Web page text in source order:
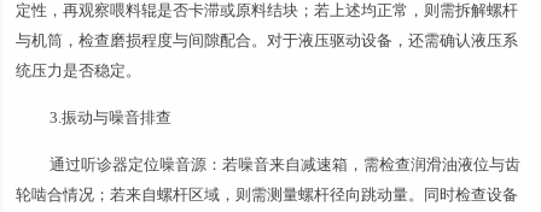
定性，再观察喂料辊是否卡滞或原料结块；若上述均正常，则需拆解螺杆
与机筒，检查磨损程度与间隙配合。对于液压驱动设备，还需确认液压系
统压力是否稳定。
3.振动与噪音排查
通过听诊器定位噪音源：若噪音来自减速箱，需检查润滑油液位与齿
轮啮合情况；若来自螺杆区域，则需测量螺杆径向跳动量。同时检查设备